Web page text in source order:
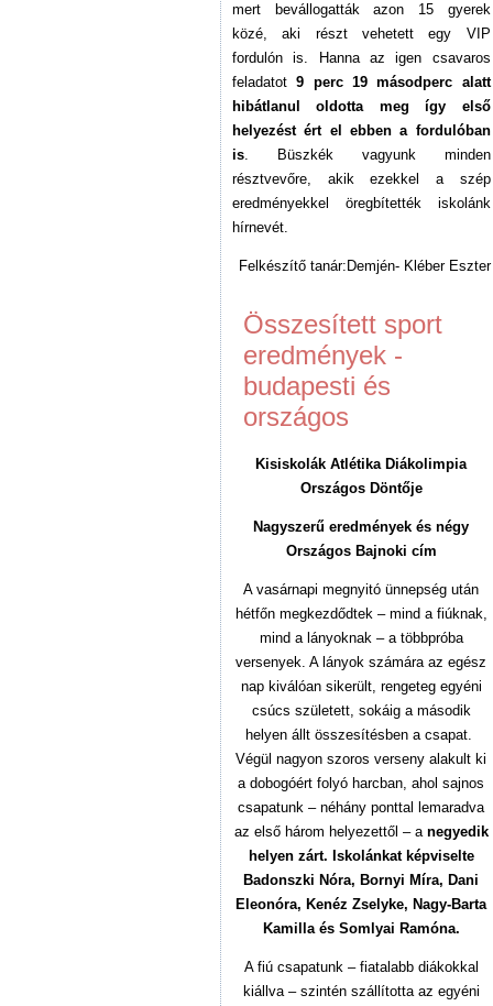
mert bevállogatták azon 15 gyerek
közé, aki részt vehetett egy VIP
fordulón is. Hanna az igen csavaros
feladatot9 perc 19 másodperc alatt
hibátlanul oldotta meg így első
helyezést ért el ebben a fordulóban
is. Büszkék vagyunk minden
résztvevőre, akik ezekkel a szép
eredményekkel öregbítették iskolánk
hírnevét.
Felkészítő tanár:Demjén- Kléber Eszter
Összesített sport
eredmények -
budapesti és
országos
Kisiskolák Atlétika Diákolimpia
Országos Döntője
Nagyszerű eredmények és négy
Országos Bajnoki cím
A vasárnapi megnyitó ünnepség után
hétfőn megkezdődtek – mind a fiúknak,
mind a lányoknak – a többpróba
versenyek. A lányok számára az egész
nap kiválóan sikerült, rengeteg egyéni
csúcs született, sokáig a második
helyen állt összesítésben a csapat.
Végül nagyon szoros verseny alakult ki
a dobogóért folyó harcban, ahol sajnos
csapatunk – néhány ponttal lemaradva
az első három helyezettől – a negyedik
helyen zárt. Iskolánkat képviselte
Badonszki Nóra, Bornyi Míra, Dani
Eleonóra, Kenéz Zselyke, Nagy-Barta
Kamilla és Somlyai Ramóna.
A fiú csapatunk – fiatalabb diákokkal
kiállva – szintén szállította az egyéni